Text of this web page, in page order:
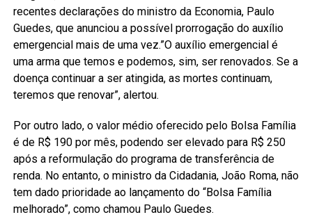
recentes declarações do ministro da Economia, Paulo
Guedes, que anunciou a possível prorrogação do auxílio
emergencial mais de uma vez.”O auxílio emergencial é
uma arma que temos e podemos, sim, ser renovados. Se a
doença continuar a ser atingida, as mortes continuam,
teremos que renovar”, alertou.
Por outro lado, o valor médio oferecido pelo Bolsa Família
é de R$ 190 por mês, podendo ser elevado para R$ 250
após a reformulação do programa de transferência de
renda. No entanto, o ministro da Cidadania, João Roma, não
tem dado prioridade ao lançamento do “Bolsa Família
melhorado”, como chamou Paulo Guedes.